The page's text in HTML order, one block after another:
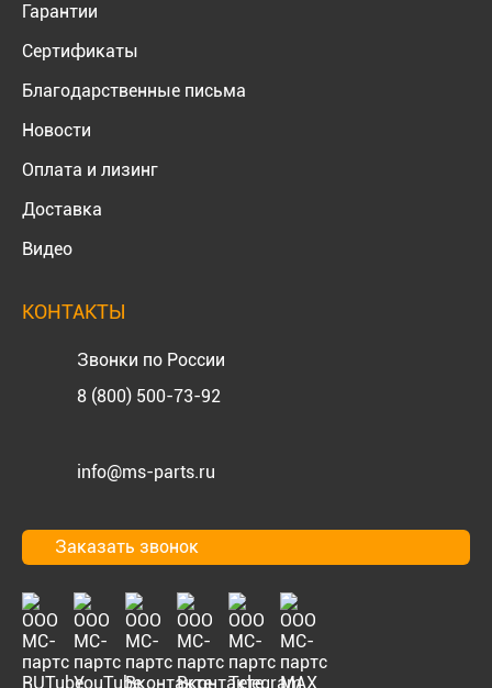
Гарантии
Сертификаты
Благодарственные письма
Новости
Оплата и лизинг
Доставка
Видео
КОНТАКТЫ
Звонки по России
8 (800) 500-73-92
info@ms-parts.ru
Заказать звонок